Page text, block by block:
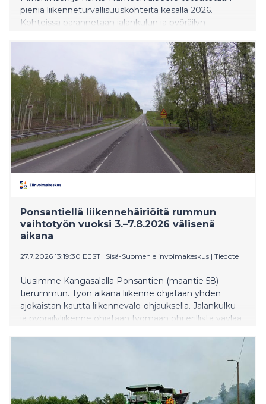
pieniä liikenneturvallisuuskohteita kesällä 2026.
Kohteissa parannetaan jalankulun ja pyöräilyn
suojatiesaarekkeita, lisäämällä suojateitä, varustamalla
suojatiemerkkejä näkyvyyttä parantavilla laitteilla,
tekemällä pyöräteille uusia linjauksia, lisäämällä
katoksia pysäkeille sekä alentamalla nopeusrajoituksia.
Ponsantiellä liikennehäiriöitä rummun
vaihtotyön vuoksi 3.–7.8.2026 välisenä
aikana
27.7.2026 13:19:30 EEST | Sisä-Suomen elinvoimakeskus | Tiedote
Uusimme Kangasalalla Ponsantien (maantie 58)
tierummun. Työn aikana liikenne ohjataan yhden
ajokaistan kautta liikennevalo-ohjauksella. Jalankulku-
ja pyöräilyliikenne ohjataan työmaan ohi erillistä väylää